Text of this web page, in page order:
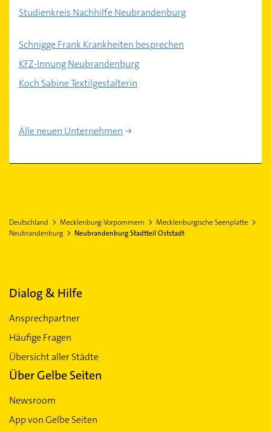
Studienkreis Nachhilfe Neubrandenburg
Schnigge Frank Krankheiten besprechen
KFZ-Innung Neubrandenburg
Koch Sabine Textilgestalterin
Alle neuen Unternehmen
Deutschland Mecklenburg-Vorpommern
Mecklenburgische Seenplatte
Neubrandenburg
Neubrandenburg Stadtteil Oststadt
Dialog & Hilfe
Ansprechpartner
Häufige Fragen
Übersicht aller Städte
Über Gelbe Seiten
Newsroom
App von Gelbe Seiten